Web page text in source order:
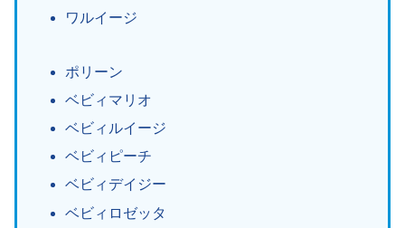
ワルイージ
ポリーン
ベビィマリオ
ベビィルイージ
ベビィピーチ
ベビィデイジー
ベビィロゼッタ